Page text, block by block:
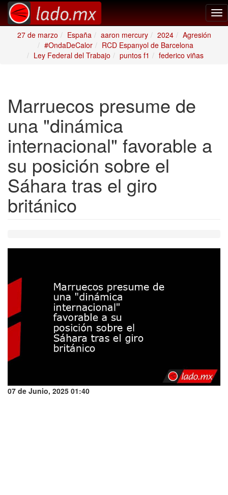
27 de marzo
España aaron mercury 2024
Agresión
#OndaDeCalor
RCD Espanyol de Barcelona
Ley Federal del Trabajo
puntos f1 federico viñas
Marruecos presume de
una "dinámica
internacional" favorable a
su posición sobre el
Sáhara tras el giro
británico
07 de Junio, 2025 01:40